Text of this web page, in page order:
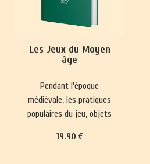
Les Jeux du Moyen
âge
Pendant l'époque
médiévale, les pratiques
populaires du jeu, objets
fréquemment à des
19.90 €